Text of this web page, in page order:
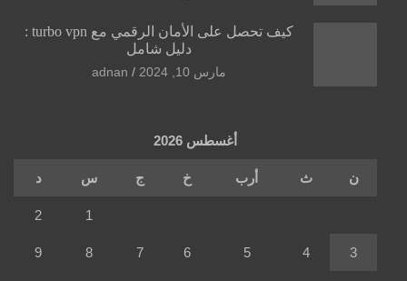
كيف تحصل على الأمان الرقمي مع turbo vpn :
دليل شامل
مارس 10, 2024 adnan
أغسطس 2026
ن ث أرب خ ج س د
1
2
3
4
5
6
7
8
9